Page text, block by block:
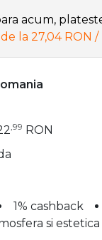
acum,
de la 27,04 RON /
,99 RON
1% cashback
si